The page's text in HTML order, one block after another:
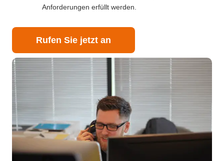
Anforderungen erfüllt werden.
Rufen Sie jetzt an